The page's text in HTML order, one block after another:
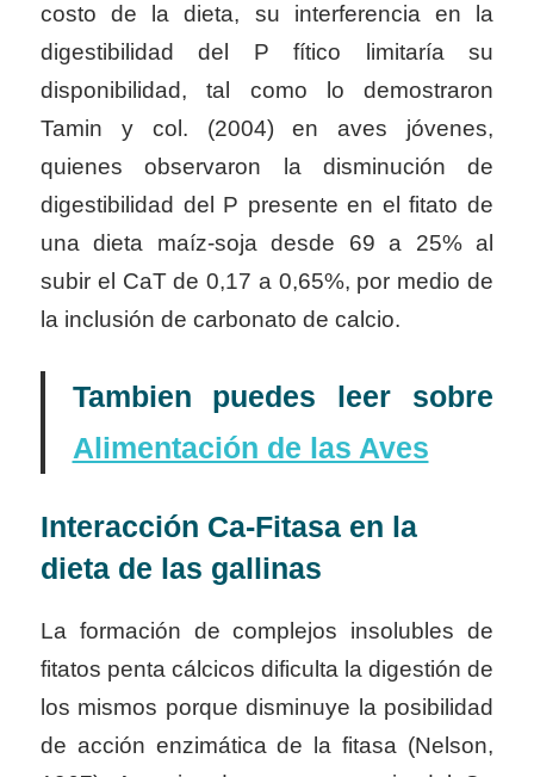
costo de la dieta, su interferencia en la
digestibilidad del P fítico limitaría su
disponibilidad, tal como lo demostraron
Tamin y col. (2004) en aves jóvenes,
quienes observaron la disminución de
digestibilidad del P presente en el fitato de
una dieta maíz-soja desde 69 a 25% al
subir el CaT de 0,17 a 0,65%, por medio de
la inclusión de carbonato de calcio.
Tambien puedes leer sobre
Alimentación de las Aves
Interacción Ca-Fitasa en la
dieta de las gallinas
La formación de complejos insolubles de
fitatos penta cálcicos dificulta la digestión de
los mismos porque disminuye la posibilidad
de acción enzimática de la fitasa (Nelson,